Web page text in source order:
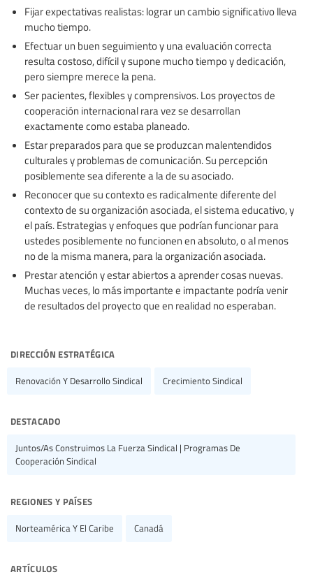
Fijar expectativas realistas: lograr un cambio significativo lleva
mucho tiempo.
Efectuar un buen seguimiento y una evaluación correcta
resulta costoso, difícil y supone mucho tiempo y dedicación,
pero siempre merece la pena.
Ser pacientes, flexibles y comprensivos. Los proyectos de
cooperación internacional rara vez se desarrollan
exactamente como estaba planeado.
Estar preparados para que se produzcan malentendidos
culturales y problemas de comunicación. Su percepción
posiblemente sea diferente a la de su asociado.
Reconocer que su contexto es radicalmente diferente del
contexto de su organización asociada, el sistema educativo, y
el país. Estrategias y enfoques que podrían funcionar para
ustedes posiblemente no funcionen en absoluto, o al menos
no de la misma manera, para la organización asociada.
Prestar atención y estar abiertos a aprender cosas nuevas.
Muchas veces, lo más importante e impactante podría venir
de resultados del proyecto que en realidad no esperaban.
dirección estratégica
Renovación Y Desarrollo Sindical Crecimiento Sindical
destacado
Juntos/as Construimos La Fuerza Sindical | Programas De
Cooperación Sindical
regiones y países
Norteamérica Y El Caribe Canadá
artículos